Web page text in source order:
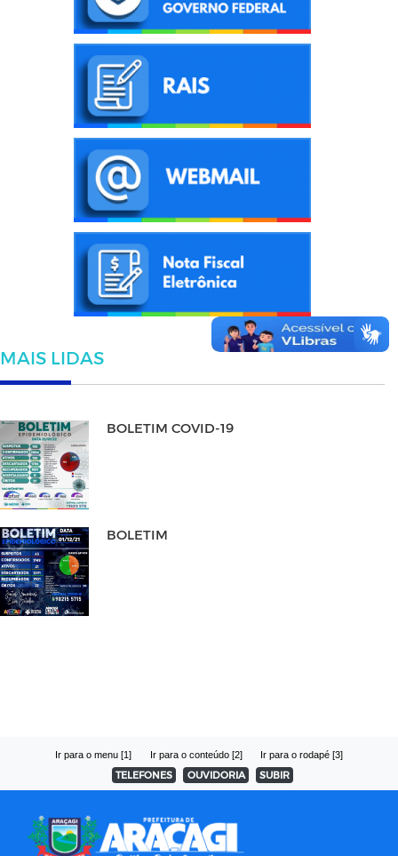
MAIS LIDAS
BOLETIM COVID-19
BOLETIM
Ir para o menu [1] Ir para o conteúdo [2] Ir para o rodapé [3]
TELEFONES OUVIDORIA SUBIR